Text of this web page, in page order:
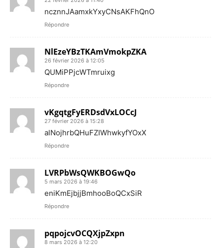
ncznnJAamxkYxyCNsAKFhQnO
Répondre
NlEzeYBzTKAmVmokpZKA
26 février 2026 à 12:05
QUMiPPjcWTmruixg
Répondre
vKgqtgFyERDsdVxLOCcJ
27 février 2026 à 15:28
alNojhrbQHuFZIWhwkyfYOxX
Répondre
LVRPbWsQWKBOGwQo
5 mars 2026 à 19:46
eniKmEjbjjBmhooBoQCxSiR
Répondre
pqpojcvOCQXjpZxpn
8 mars 2026 à 12:20